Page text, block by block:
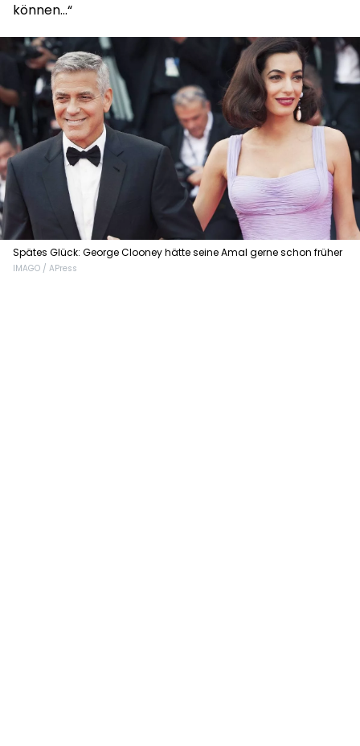
können…“
Spätes Glück: George Clooney hätte seine Amal gerne schon früher
kennengelernt
IMAGO / APress